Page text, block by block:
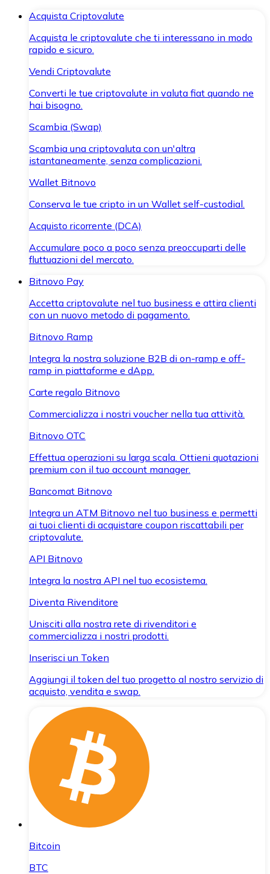
Acquista Criptovalute
Acquista le criptovalute che ti interessano in modo
rapido e sicuro.
Vendi Criptovalute
Converti le tue criptovalute in valuta fiat quando ne
hai bisogno.
Scambia (Swap)
Scambia una criptovaluta con un'altra
istantaneamente, senza complicazioni.
Wallet Bitnovo
Conserva le tue cripto in un Wallet self-custodial.
Acquisto ricorrente (DCA)
Accumulare poco a poco senza preoccuparti delle
fluttuazioni del mercato.
Bitnovo Pay
Accetta criptovalute nel tuo business e attira clienti
con un nuovo metodo di pagamento.
Bitnovo Ramp
Integra la nostra soluzione B2B di on-ramp e off-
ramp in piattaforme e dApp.
Carte regalo Bitnovo
Commercializza i nostri voucher nella tua attività.
Bitnovo OTC
Effettua operazioni su larga scala. Ottieni quotazioni
premium con il tuo account manager.
Bancomat Bitnovo
Integra un ATM Bitnovo nel tuo business e permetti
ai tuoi clienti di acquistare coupon riscattabili per
criptovalute.
API Bitnovo
Integra la nostra API nel tuo ecosistema.
Diventa Rivenditore
Unisciti alla nostra rete di rivenditori e
commercializza i nostri prodotti.
Inserisci un Token
Aggiungi il token del tuo progetto al nostro servizio di
acquisto, vendita e swap.
Bitcoin
BTC